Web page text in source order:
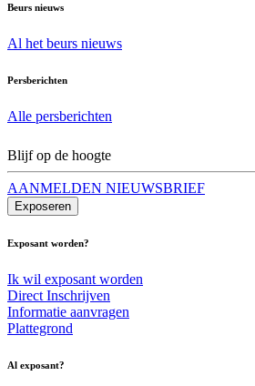
Beurs nieuws
Al het beurs nieuws
Persberichten
Alle persberichten
Blijf op de hoogte
AANMELDEN NIEUWSBRIEF
Exposeren
Exposant worden?
Ik wil exposant worden
Direct Inschrijven
Informatie aanvragen
Plattegrond
Al exposant?